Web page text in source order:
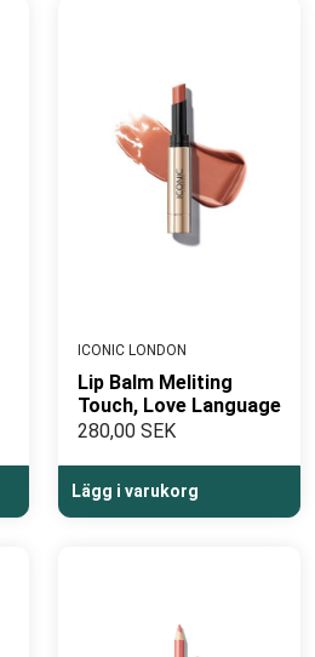
ICONIC LONDON
Lip Balm Meliting
Touch, Love Language
280,00 SEK
Lägg i varukorg